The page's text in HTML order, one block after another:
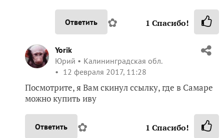
Ответить ✿ 1 Спасибо!
Yorik
Юрий
Калининградская обл.
12 февраля 2017, 11:28
Посмотрите, я Вам скинул ссылку, где в Самаре
можно купить иву
Ответить ✿ 1 Спасибо!